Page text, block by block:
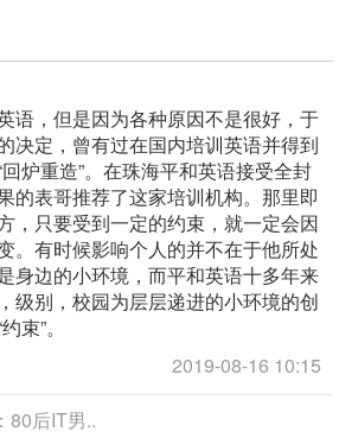
语，但是因为各种原因不是很好，于
决定，曾有过在国内培训英语并得到
炉重造”。在珠海平和英语接受全封
的表哥推荐了这家培训机构。那里即
，只要受到一定的约束，就一定会因
。有时候影响个人的并不在于他所处
身边的小环境，而平和英语十多年来
级别，校园为层层递进的小环境的创
束”。
2019-08-16 10:15
80后IT男..